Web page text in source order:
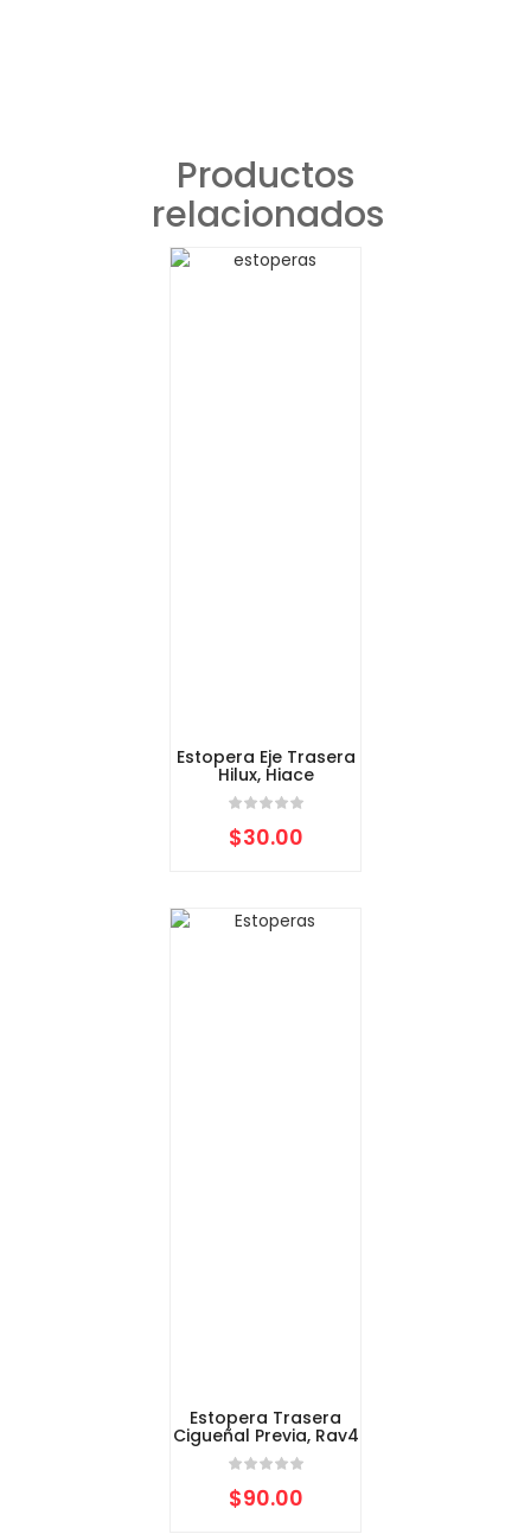
Productos
relacionados
Estopera Eje Trasera
Hilux, Hiace
$30.00
Estopera Trasera
Cigueñal Previa, Rav4
$90.00